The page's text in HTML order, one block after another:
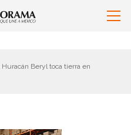
Huracán Beryl toca tierra en